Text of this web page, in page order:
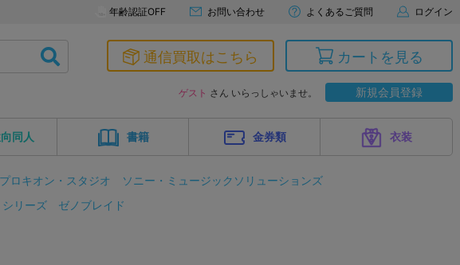
年齢認証OFF お問い合わせ よくあるご質問 ログイン
通信買取はこちら カートを見る
ゲスト さん いらっしゃいませ。 新規会員登録
同人 書籍 金券類 衣装
プロキオン・スタジオ
ソニー・ミュージックソリューションズ
シリーズ ゼノブレイド